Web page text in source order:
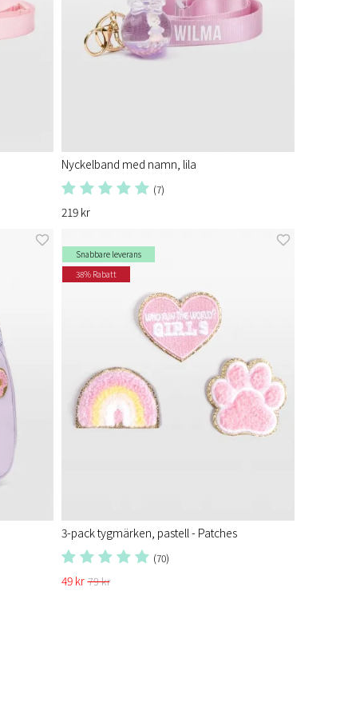
Nyckelband med namn, lila
(7)
219 kr
Snabbare leverans
38% Rabatt
3-pack tygmärken, pastell - Patches
(70)
49 kr 79 kr